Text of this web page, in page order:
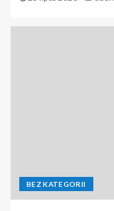
BEZ KATEGORII